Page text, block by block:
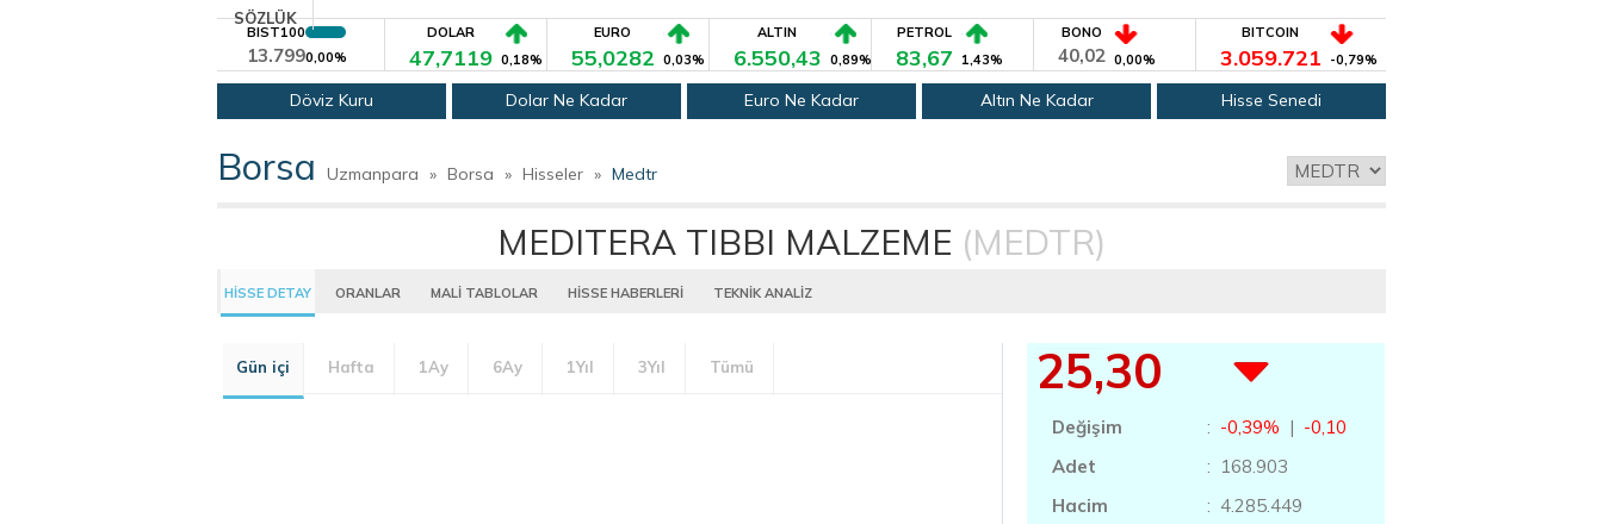
SÖZLÜK
BIST100
13.7990,00%
DOLAR
47,7119 0,18%
EURO
55,0282 0,03%
ALTIN
6.550,43 0,89%
PETROL
83,67 1,43%
BONO
40,02 0,00%
BITCOIN
3.059.721 -0,79%
Döviz Kuru Dolar Ne Kadar Euro Ne Kadar Altın Ne Kadar Hisse Senedi
Borsa Uzmanpara » Borsa » Hisseler » Medtr
MEDITERA TIBBI MALZEME (MEDTR)
HİSSE DETAY ORANLAR MALİ TABLOLAR HİSSE HABERLERİ TEKNİK ANALİZ
Gün içi Hafta 1Ay 6Ay 1Yıl 3Yıl Tümü 25,30
Değişim : -0,39% | -0,10
Adet
: 168.903
Hacim
: 4.285.449